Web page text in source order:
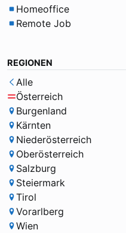
Homeoffice
Remote Job
REGIONEN
Alle
Österreich
Burgenland
Kärnten
Niederösterreich
Oberösterreich
Salzburg
Steiermark
Tirol
Vorarlberg
Wien